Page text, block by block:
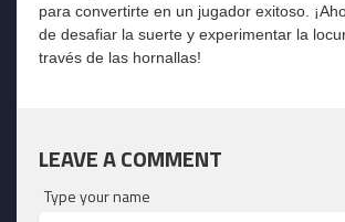
para convertirte en un jugador exitoso.
de desafiar la suerte y experimentar la
través de las hornallas!
LEAVE A COMMENT
Type your name